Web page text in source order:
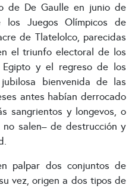
de De Gaulle en junio de
Juegos Olímpicos de
de Tlatelolco, parecidas
el triunfo electoral de los
Egipto y el regreso de los
bienvenida de las
antes habían derrocado
sangrientos y longevos, o
salen– de destrucción y
palpar dos conjuntos de
vez, origen a dos tipos de